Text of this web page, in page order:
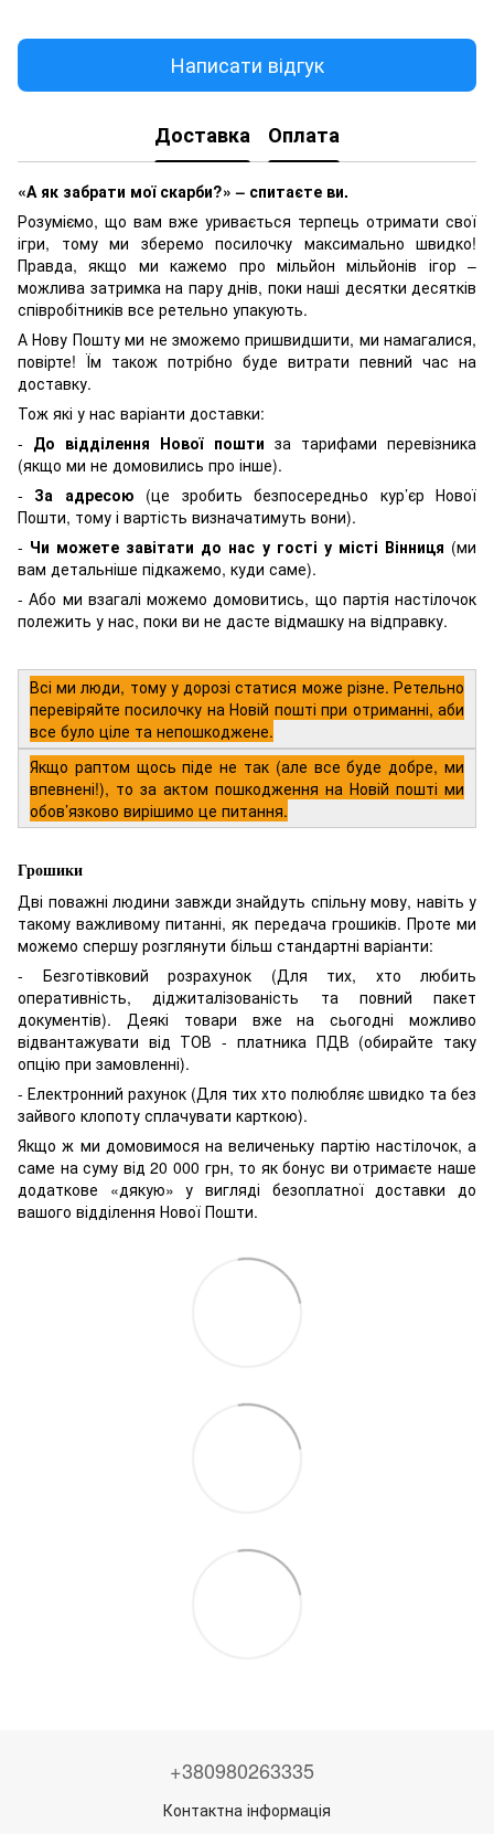
Написати відгук
Доставка Оплата
«А як забрати мої скарби?» – спитаєте ви.
Розуміємо, що вам вже уривається терпець отримати свої
ігри, тому ми зберемо посилочку максимально швидко!
Правда, якщо ми кажемо про мільйон мільйонів ігор –
можлива затримка на пару днів, поки наші десятки десятків
співробітників все ретельно упакують.
А Нову Пошту ми не зможемо пришвидшити, ми намагалися,
повірте! Їм також потрібно буде витрати певний час на
доставку.
Тож які у нас варіанти доставки:
- До відділення Нової пошти за тарифами перевізника
(якщо ми не домовились про інше).
- За адресою (це зробить безпосередньо кур’єр Нової
Пошти, тому і вартість визначатимуть вони).
- Чи можете завітати до нас у гості у місті Вінниця (ми
вам детальніше підкажемо, куди саме).
- Або ми взагалі можемо домовитись, що партія настілочок
полежить у нас, поки ви не дасте відмашку на відправку.
Всі ми люди, тому у дорозі статися може різне. Ретельно
перевіряйте посилочку на Новій пошті при отриманні, аби
все було ціле та непошкоджене.
Якщо раптом щось піде не так (але все буде добре, ми
впевнені!), то за актом пошкодження на Новій пошті ми
обов’язково вирішимо це питання.
Грошики
Дві поважні людини завжди знайдуть спільну мову, навіть у
такому важливому питанні, як передача грошиків. Проте ми
можемо спершу розглянути більш стандартні варіанти:
- Безготівковий розрахунок (Для тих, хто любить
оперативність, діджиталізованість та повний пакет
документів). Деякі товари вже на сьогодні можливо
відвантажувати від ТОВ - платника ПДВ (обирайте таку
опцію при замовленні).
- Електронний рахунок (Для тих хто полюбляє швидко та без
зайвого клопоту сплачувати карткою).
Якщо ж ми домовимося на величеньку партію настілочок, а
саме на суму від 20 000 грн, то як бонус ви отримаєте наше
додаткове «дякую» у вигляді безоплатної доставки до
вашого відділення Нової Пошти.
+380980263335
Контактна інформація